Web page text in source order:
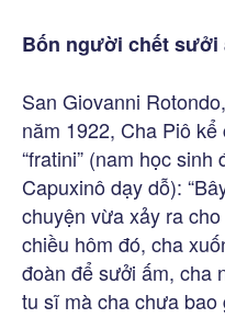
Bốn người chết sưởi
San Giovanni
năm 1922, Cha Piô
“fratini” (nam học
Capuxinô dạy dỗ):
chuyện vừa xảy ra
chiều hôm đó, cha
đoàn để sưởi ấm, cha
tu sĩ mà cha chưa bao